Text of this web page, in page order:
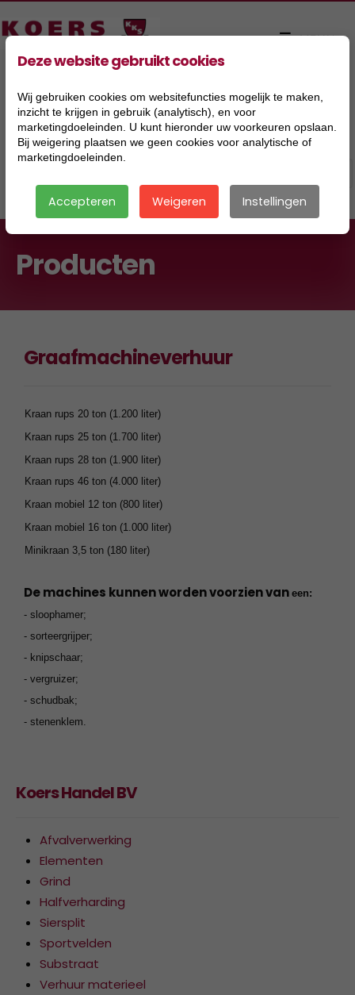
Producten
Graafmachineverhuur
Kraan rups 20 ton (1.200 liter)
Kraan rups 25 ton (1.700 liter)
Kraan rups 28 ton (1.900 liter)
Kraan rups 46 ton (4.000 liter)
Kraan mobiel 12 ton (800 liter)
Kraan mobiel 16 ton (1.000 liter)
Minikraan 3,5 ton (180 liter)
De machines kunnen worden voorzien van een:
- sloophamer;
- sorteergrijper;
- knipschaar;
- vergruizer;
- schudbak;
- stenenklem.
Koers Handel BV
Afvalverwerking
Elementen
Grind
Halfverharding
Siersplit
Sportvelden
Substraat
Verhuur materieel
Deze website gebruikt cookies
Wij gebruiken cookies om websitefuncties mogelijk te maken,
inzicht te krijgen in gebruik (analytisch), en voor
marketingdoeleinden. U kunt hieronder uw voorkeuren opslaan.
Bij weigering plaatsen we geen cookies voor analytische of
marketingdoeleinden.
Accepteren Weigeren Instellingen